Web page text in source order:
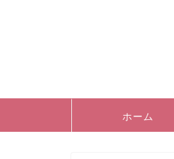
ホーム